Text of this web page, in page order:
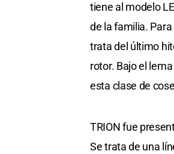
tiene al modelo
de la familia.
trata del último
rotor. Bajo el
esta clase de
TRION fue
Se trata de una